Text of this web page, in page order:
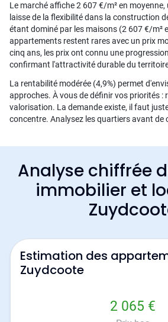
Le marché affiche 2 607 €/m² en
laisse de la flexibilité dans la construction
étant dominé par les maisons (2 607 €/m²
appartements restent rares avec un prix
cinq ans, les prix ont connu une
confirmant l'attractivité durable du
La rentabilité modérée (4,9%) permet
approches. À vous de définir vos priorités :
valorisation. La demande existe, il faut
concentre. Analysez les quartiers avant de
Analyse chiffrée
immobilier et
Estimation des
Zuydcoote
2 065 €